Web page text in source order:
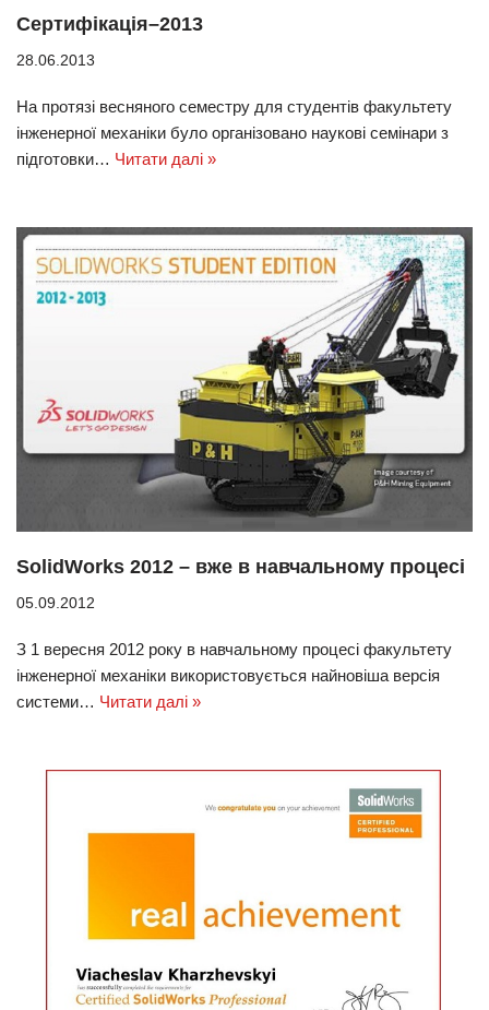
Сертифікація–2013
28.06.2013
На протязі весняного семестру для студентів факультету
інженерної механіки було організовано наукові семінари з
підготовки… Читати далі »
SolidWorks 2012 – вже в навчальному процесі
05.09.2012
З 1 вересня 2012 року в навчальному процесі факультету
інженерної механіки використовується найновіша версія
системи… Читати далі »